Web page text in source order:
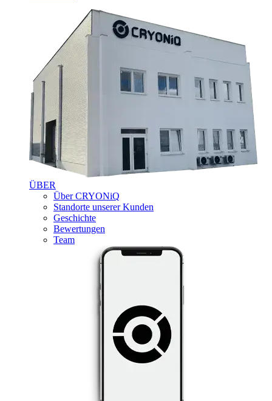
ÜBER
Über CRYONiQ
Standorte unserer Kunden
Geschichte
Bewertungen
Team